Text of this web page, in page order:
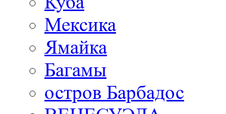
Мексика
Ямайка
Багамы
остров Барбадос